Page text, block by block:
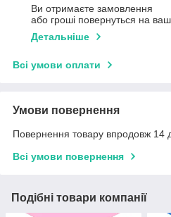
Ви отримаєте замовлення
або гроші повернуться на
Детальніше
Всі умови оплати
Умови повернення
Повернення товару впродовж 14
Всі умови повернення
Подібні товари компанії